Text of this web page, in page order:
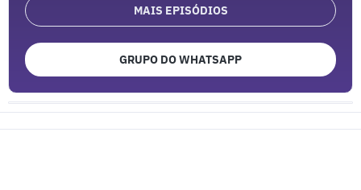
MAIS EPISÓDIOS
GRUPO DO WHATSAPP